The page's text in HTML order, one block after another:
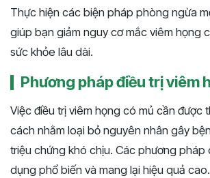
Thực hiện các biện pháp phòng ngừa
giúp bạn giảm nguy cơ mắc viêm họng
sức khỏe lâu dài.
Phương pháp điều trị viêm
Việc điều trị viêm họng có mủ cần được
cách nhằm loại bỏ nguyên nhân gây
triệu chứng khó chịu. Các phương pháp
dụng phổ biến và mang lại hiệu quả cao.